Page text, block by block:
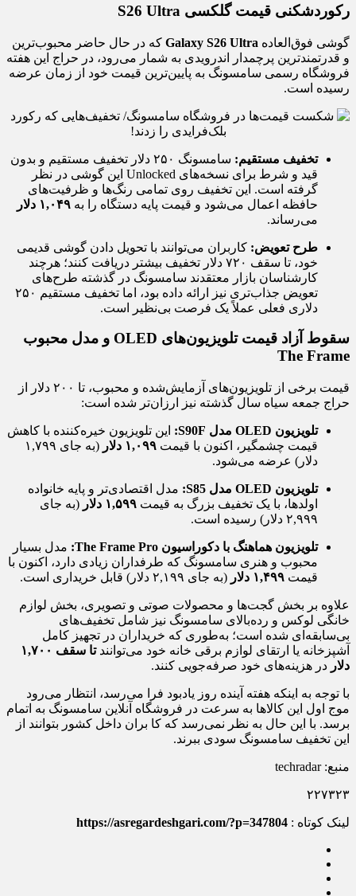
رکوردشکنی قیمت گلکسی S26 Ultra
گوشی فوق‌العاده Galaxy S26 Ultra که در حال حاضر محبوب‌ترین
و قدرتمندترین پرچمدار اندرویدی به شمار می‌رود، در حراج این هفته
فروشگاه رسمی سامسونگ به پایین‌ترین قیمت خود از زمان عرضه
رسیده است.
تخفیف مستقیم:
سامسونگ ۲۵۰ دلار تخفیف مستقیم و بدون
قید و شرط برای نسخه‌های Unlocked این گوشی در نظر
گرفته است. این تخفیف روی تمامی رنگ‌ها و ظرفیت‌های
حافظه اعمال می‌شود و قیمت پایه دستگاه را به ۱,۰۴۹ دلار
می‌رساند.
طرح تعویض: کاربران می‌توانند با تحویل دادن گوشی قدیمی
خود، تا سقف ۷۲۰ دلار تخفیف بیشتر دریافت کنند؛ هرچند
کارشناسان بازار معتقدند سامسونگ در گذشته طرح‌های
تعویض جذاب‌تری نیز ارائه داده بود، اما تخفیف مستقیم ۲۵۰
دلاری فعلی عملاً یک فرصت بی‌نظیر است.
سقوط آزاد قیمت تلویزیون‌های OLED و مدل محبوب
The Frame
قیمت برخی از تلویزیون‌های آزمایش‌شده و محبوب، تا ۲۰۰ دلار از
حراج جمعه سیاه سال گذشته نیز ارزان‌تر شده است:
تلویزیون OLED مدل S90F:
این تلویزیون خیره‌کننده با کاهش
قیمت چشمگیر، اکنون با قیمت ۱,۰۹۹ دلار
(به جای ۱,۷۹۹
دلار) عرضه می‌شود.
تلویزیون OLED مدل S85:
مدل اقتصادی‌تر و پایه خانواده
اولدها، با یک تخفیف بزرگ به قیمت ۱,۵۹۹ دلار
(به جای
۲,۹۹۹ دلار) رسیده است.
تلویزیون هماهنگ با دکوراسیون The Frame Pro:
مدل بسیار
محبوب و هنری سامسونگ که طرفداران زیادی دارد، اکنون با
قیمت ۱,۴۹۹ دلار (به جای ۲,۱۹۹ دلار) قابل خریداری است.
علاوه بر بخش گجت‌ها و محصولات صوتی و تصویری، بخش لوازم
خانگی لوکس و رده‌بالای سامسونگ نیز شامل تخفیف‌های
بی‌سابقه‌ای شده است؛ به‌طوری که خریداران در تجهیز کامل
آشپزخانه یا ارتقای لوازم برقی خانه خود می‌توانند
تا سقف ۱,۷۰۰
دلار در هزینه‌های خود صرفه‌جویی کنند.
با توجه به اینکه هفته آینده روز یادبود فرا می‌رسد، انتظار می‌رود
موج اول این کالاها به سرعت در فروشگاه آنلاین سامسونگ به اتمام
برسد. با این حال به نظر نمی‌رسد که کا بران داخل کشور بتوانند از
این تخفیف سامسونگ سودی ببرند.
منبع: techradar
۲۲۷۳۲۳
لینک کوتاه : https://asregardeshgari.com/?p=347804